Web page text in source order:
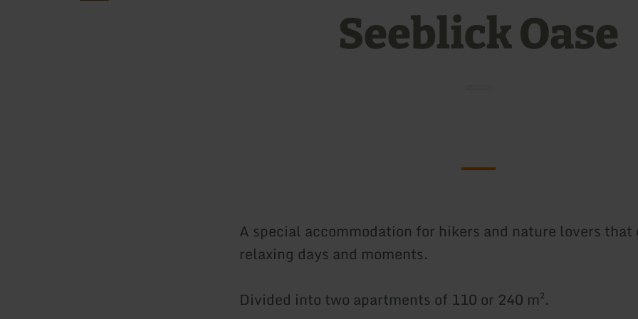
Seeblick Oase
A special accommodation for hikers and nature lovers that
relaxing days and moments.
Divided into two apartments of 110 or 240 m².